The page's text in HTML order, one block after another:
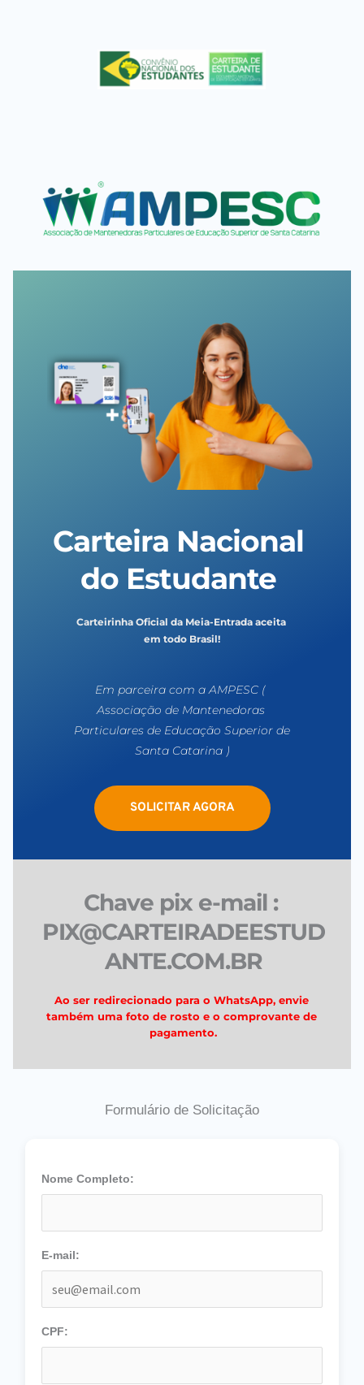
Carteira Nacional
do Estudante
Carteirinha Oficial da Meia-Entrada aceita
em todo Brasil!
Em parceira com a AMPESC (
Associação de Mantenedoras
Particulares de Educação Superior de
Santa Catarina )
SOLICITAR AGORA
Chave pix e-mail :
PIX@CARTEIRADEESTUD
ANTE.COM.BR
Ao ser redirecionado para o WhatsApp, envie
também uma foto de rosto e o comprovante de
pagamento.
Formulário de Solicitação
Nome Completo:
E-mail:
CPF: